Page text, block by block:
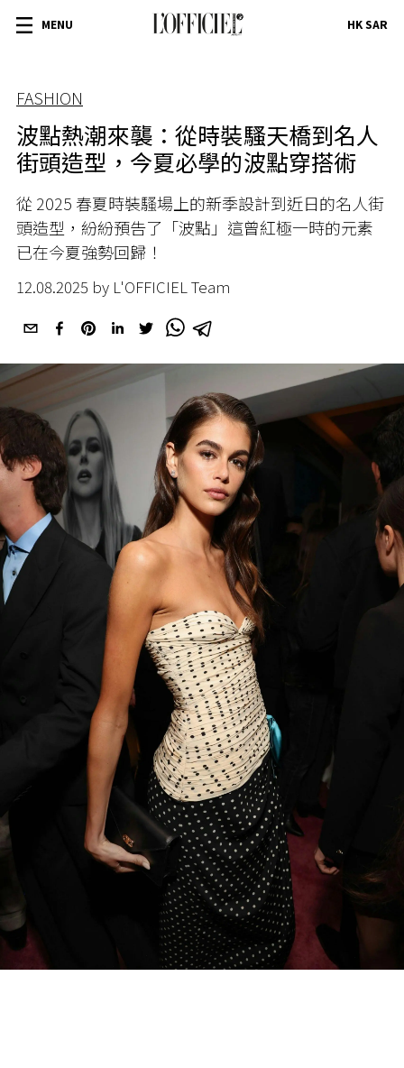
MENU HK SAR
FASHION
波點熱潮來襲：從時裝騷天橋到名人
街頭造型，今夏必學的波點穿搭術
從 2025 春夏時裝騷場上的新季設計到近日的名人街
頭造型，紛紛預告了「波點」這曾紅極一時的元素
已在今夏強勢回歸！
12.08.2025 by L'OFFICIEL Team